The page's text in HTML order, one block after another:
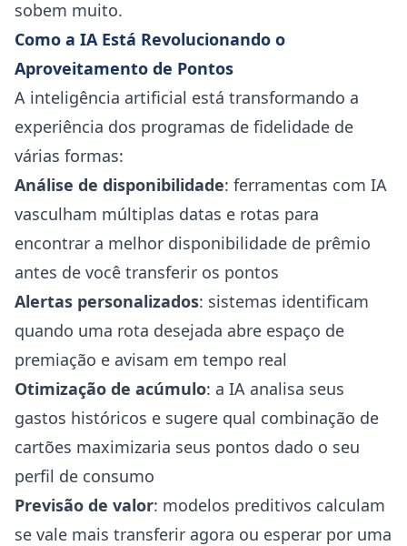
sobem muito.
Como a IA Está Revolucionando o
Aproveitamento de Pontos
A inteligência artificial está transformando a
experiência dos programas de fidelidade de
várias formas:
Análise de disponibilidade: ferramentas com IA
vasculham múltiplas datas e rotas para
encontrar a melhor disponibilidade de prêmio
antes de você transferir os pontos
Alertas personalizados: sistemas identificam
quando uma rota desejada abre espaço de
premiação e avisam em tempo real
Otimização de acúmulo: a IA analisa seus
gastos históricos e sugere qual combinação de
cartões maximizaria seus pontos dado o seu
perfil de consumo
Previsão de valor: modelos preditivos calculam
se vale mais transferir agora ou esperar por uma